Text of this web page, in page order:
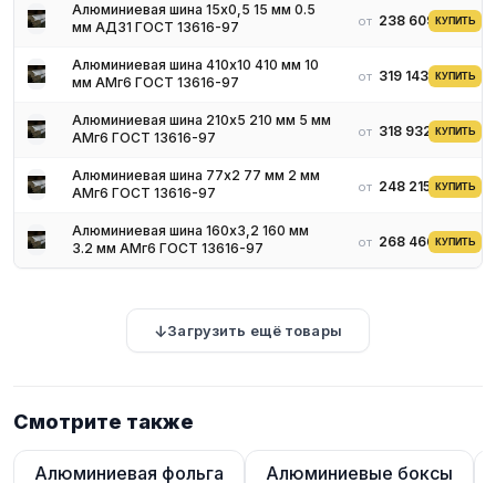
Алюминиевая шина 15х0,5 15 мм 0.5
мм АД31 ГОСТ 13616-97
от 238 609 ₽КУПИТЬ
Алюминиевая шина 410х10 410 мм 10
мм АМг6 ГОСТ 13616-97
от 319 143 ₽КУПИТЬ
Алюминиевая шина 210х5 210 мм 5 мм
АМг6 ГОСТ 13616-97
от 318 932 ₽КУПИТЬ
Алюминиевая шина 77х2 77 мм 2 мм
АМг6 ГОСТ 13616-97
от 248 215 ₽КУПИТЬ
Алюминиевая шина 160х3,2 160 мм
3.2 мм АМг6 ГОСТ 13616-97
от 268 466 ₽КУПИТЬ
Загрузить ещё товары
Смотрите также
Алюминиевая фольга Алюминиевые боксы